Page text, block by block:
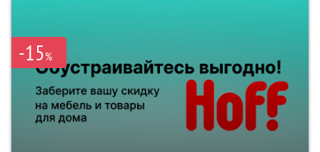
-15%